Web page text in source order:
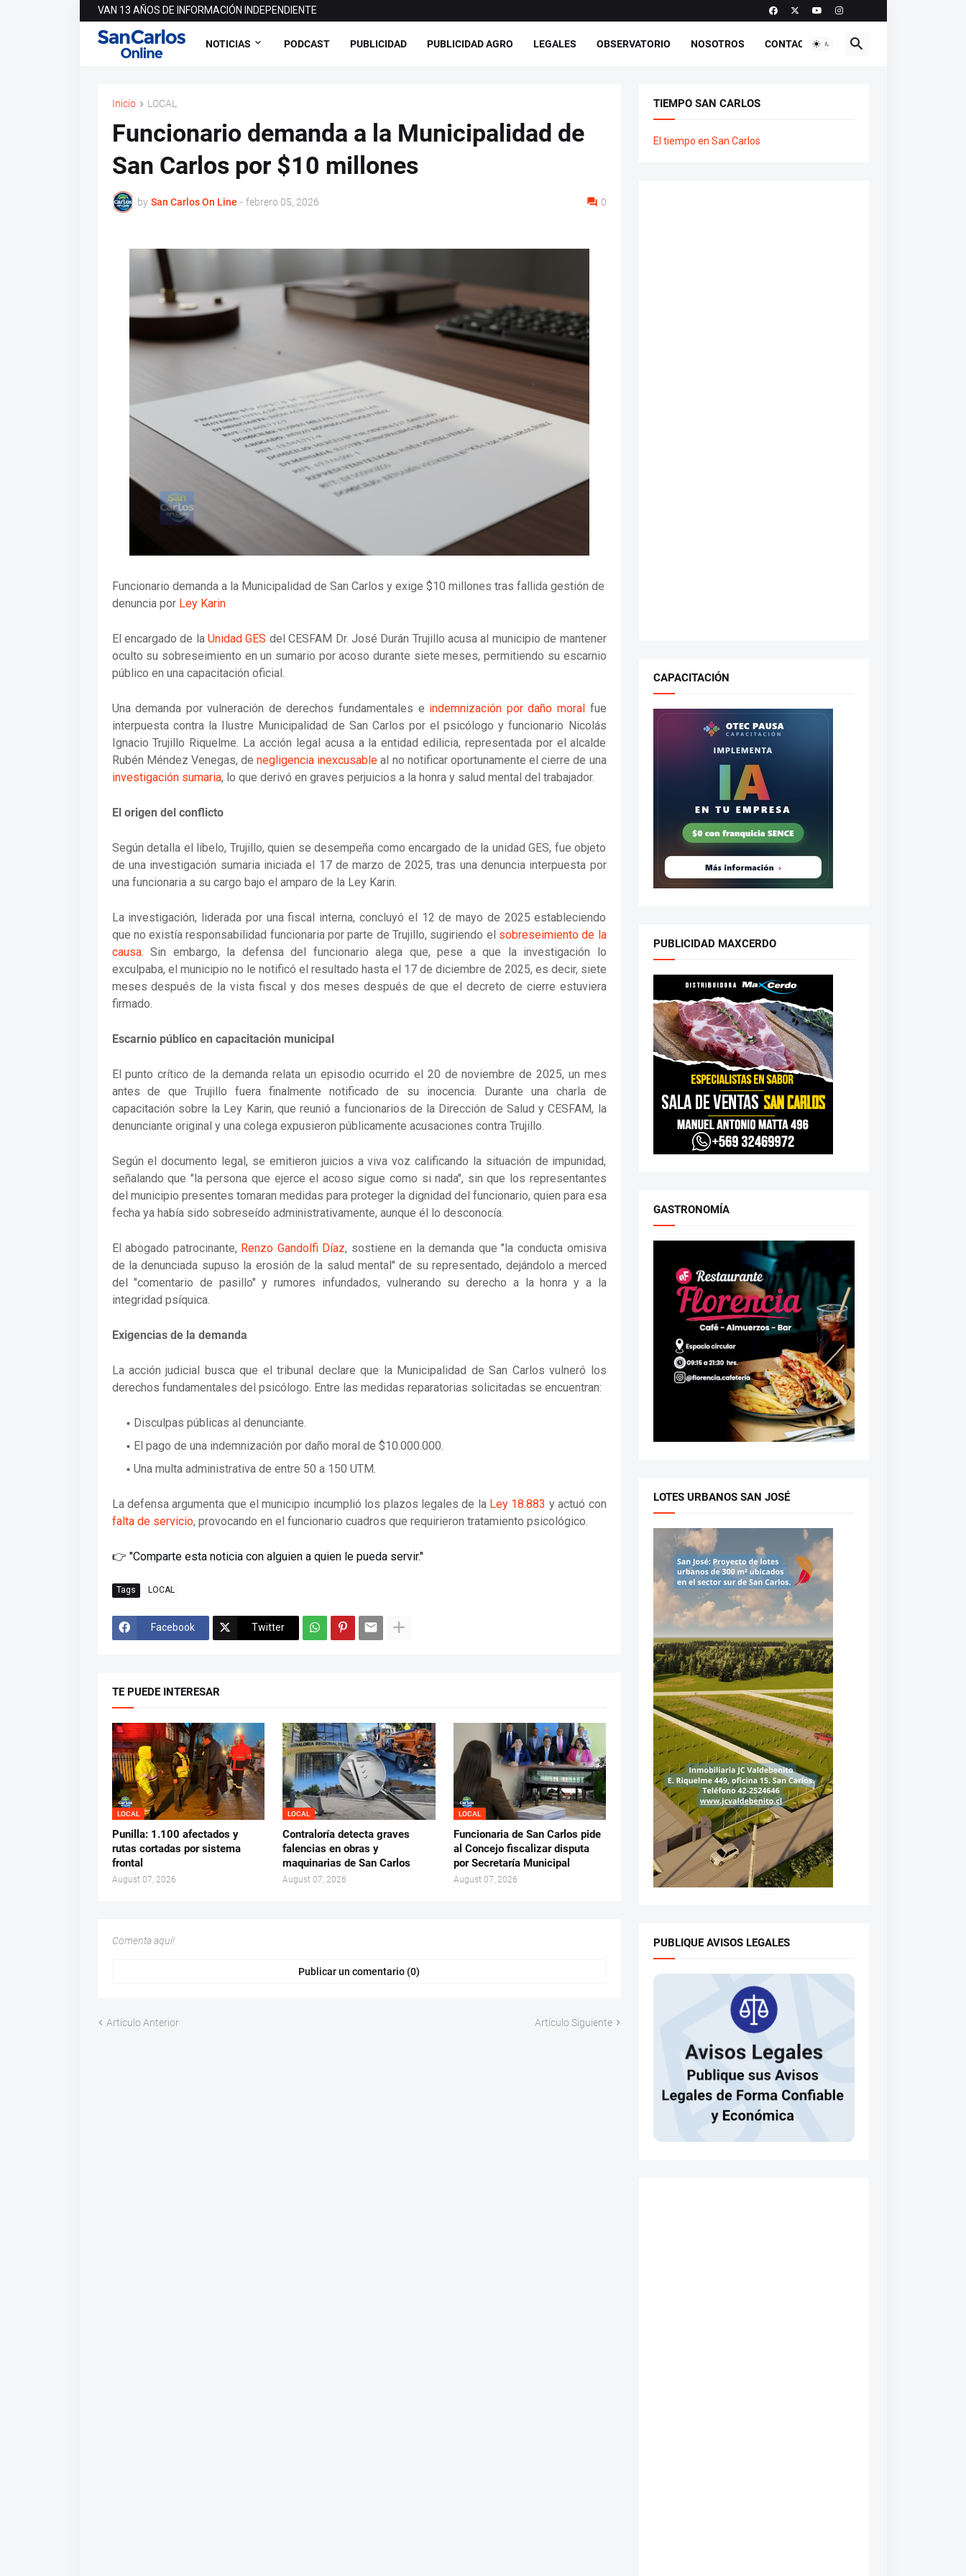
VAN 13 AÑOS DE INFORMACIÓN INDEPENDIENTE
NOTICIAS PODCAST PUBLICIDAD PUBLICIDAD AGRO LEGALES OBSERVATORIO NOSOTROS CONTACTO
Inicio LOCAL
Funcionario demanda a la Municipalidad de
San Carlos por $10 millones
by San Carlos On Line - febrero 05, 2026 0
Funcionario demanda a la Municipalidad de San Carlos y exige $10 millones tras fallida gestión de
denuncia por Ley Karin
El encargado de la Unidad GES del CESFAM Dr. José Durán Trujillo acusa al municipio de mantener
oculto su sobreseimiento en un sumario por acoso durante siete meses, permitiendo su escarnio
público en una capacitación oficial.
Una demanda por vulneración de derechos fundamentales e indemnización por daño moralfue
interpuesta contra la Ilustre Municipalidad de San Carlos por el psicólogo y funcionario Nicolás
Ignacio Trujillo Riquelme. La acción legal acusa a la entidad edilicia, representada por el alcalde
Rubén Méndez Venegas, denegligencia inexcusable al no notificar oportunamente el cierre de una
investigación sumaria, lo que derivó en graves perjuicios a la honra y salud mental del trabajador.
El origen del conflicto
Según detalla el libelo, Trujillo, quien se desempeña como encargado de la unidad GES, fue objeto
de una investigación sumaria iniciada el 17 de marzo de 2025, tras una denuncia interpuesta por
una funcionaria a su cargo bajo el amparo de la Ley Karin.
La investigación, liderada por una fiscal interna, concluyó el 12 de mayo de 2025 estableciendo
que no existía responsabilidad funcionaria por parte de Trujillo, sugiriendo el sobreseimiento de la
causa. Sin embargo, la defensa del funcionario alega que, pese a que la investigación lo
exculpaba, el municipio no le notificó el resultado hasta el 17 de diciembre de 2025, es decir, siete
meses después de la vista fiscal y dos meses después de que el decreto de cierre estuviera
firmado.
Escarnio público en capacitación municipal
El punto crítico de la demanda relata un episodio ocurrido el 20 de noviembre de 2025, un mes
antes de que Trujillo fuera finalmente notificado de su inocencia. Durante una charla de
capacitación sobre la Ley Karin, que reunió a funcionarios de la Dirección de Salud y CESFAM, la
denunciante original y una colega expusieron públicamente acusaciones contra Trujillo.
Según el documento legal, se emitieron juicios a viva voz calificando la situación de impunidad,
señalando que "la persona que ejerce el acoso sigue como si nada", sin que los representantes
del municipio presentes tomaran medidas para proteger la dignidad del funcionario, quien para esa
fecha ya había sido sobreseído administrativamente, aunque él lo desconocía.
El abogado patrocinante, Renzo Gandolfi Díaz, sostiene en la demanda que "la conducta omisiva
de la denunciada supuso la erosión de la salud mental" de su representado, dejándolo a merced
del "comentario de pasillo" y rumores infundados, vulnerando su derecho a la honra y a la
integridad psíquica.
Exigencias de la demanda
La acción judicial busca que el tribunal declare que la Municipalidad de San Carlos vulneró los
derechos fundamentales del psicólogo. Entre las medidas reparatorias solicitadas se encuentran:
Disculpas públicas al denunciante.
El pago de una indemnización por daño moral de $10.000.000.
Una multa administrativa de entre 50 a 150 UTM.
La defensa argumenta que el municipio incumplió los plazos legales de la Ley 18.883 y actuó con
falta de servicio, provocando en el funcionario cuadros que requirieron tratamiento psicológico.
👉 "Comparte esta noticia con alguien a quien le pueda servir."
Tags LOCAL
Facebook Twitter
TE PUEDE INTERESAR
LOCAL
Punilla: 1.100 afectados y
rutas cortadas por sistema
frontal
August 07, 2026
LOCAL
Contraloría detecta graves
falencias en obras y
maquinarias de San Carlos
August 07, 2026
LOCAL
Funcionaria de San Carlos pide
al Concejo fiscalizar disputa
por Secretaría Municipal
August 07, 2026
Comenta aquí!
Publicar un comentario (0)
Artículo Anterior Artículo Siguiente
TIEMPO SAN CARLOS
El tiempo en San Carlos
CAPACITACIÓN
PUBLICIDAD MAXCERDO
GASTRONOMÍA
LOTES URBANOS SAN JOSÉ
PUBLIQUE AVISOS LEGALES